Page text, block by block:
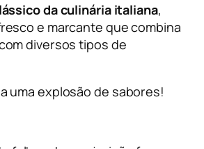
da culinária italiana,
e marcante que combina
diversos tipos de
uma explosão de sabores!